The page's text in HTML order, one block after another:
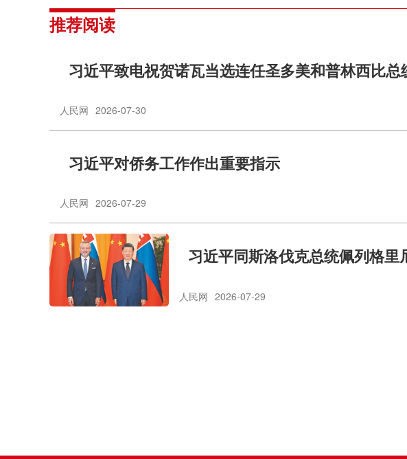
推荐阅读
习近平致电祝贺诺瓦当选连任圣多美和普林西比总
人民网 2026-07-30
习近平对侨务工作作出重要指示
人民网 2026-07-29
习近平同斯洛伐克总统佩列格里
人民网 2026-07-29